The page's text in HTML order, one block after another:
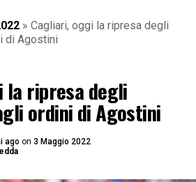
» Cagliari, oggi la ripresa degli
di Agostini
la ripresa degli
ordini di Agostini
ago on 3 Maggio 2022